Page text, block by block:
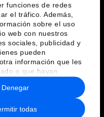
funciones de redes
el tráfico. Además,
sobre el uso
web con nuestros
sociales, publicidad y
pueden
información que les
o que hayan
del uso que haya
todas
Denegar
normas de uso